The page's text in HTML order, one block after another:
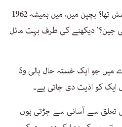
کون زیادہ ہوشیار یا زیادہ پرکشش تھا؟ بچپن میں، میں ہمیشہ 1962
جین؟‘ دیکھنے کی طرف بہت مائل
میں جو ایک خستہ حال ہالی وڈ
ایک کو اذیت دی جاتی ہے۔
تعلق سے آسانی سے جڑتی ہوں